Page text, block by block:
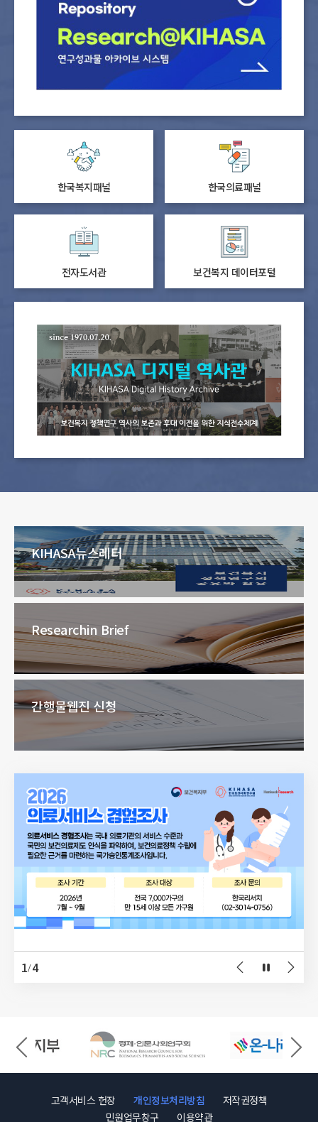
한국복지패널 한국의료패널
전자도서관 보건복지 데이터포털
KIHASA뉴스레터
Researchin Brief
간행물웹진 신청
1/4
고객서비스 헌장 개인정보처리방침
저작권정책
민원업무창구
이용약관